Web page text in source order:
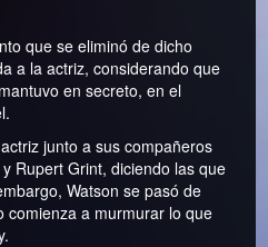
que se eliminó de dicho
a la actriz, considerando que
en secreto, en el
junto a sus compañeros
Rupert Grint, diciendo las que
Watson se pasó de
comienza a murmurar lo que